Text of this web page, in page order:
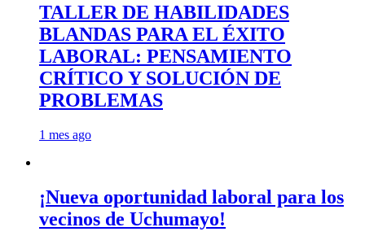
TALLER DE HABILIDADES
BLANDAS PARA EL ÉXITO
LABORAL: PENSAMIENTO
CRÍTICO Y SOLUCIÓN DE
PROBLEMAS
1 mes ago
¡Nueva oportunidad laboral para los
vecinos de Uchumayo!